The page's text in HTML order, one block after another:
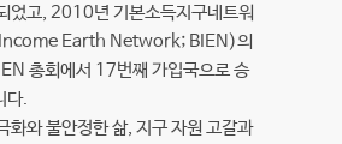
었고, 2010년 기본소득지구네트워
Earth Network; BIEN)의
총회에서 17번째 가입국으로 승
다.
화와 불안정한 삶, 지구 자원 고갈과